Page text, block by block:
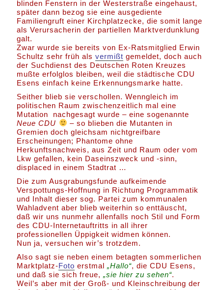
blinden Fenstern in der Westerstraße eingehaust,
später dann bezog sie eine ausgediente
Familiengruft einer Kirchplatzecke, die somit lange
als Verursacherin der partiellen Marktverdunklung
galt.
Zwar wurde sie bereits von Ex-Ratsmitglied Erwin
Schultz sehr früh alsvermißt gemeldet, doch auch
der Suchdienst des Deutschen Roten Kreuzes
mußte erfolglos bleiben, weil die städtische CDU
Esens einfach keine Erkennungsmarke hatte.
Seither blieb sie verschollen. Wenngleich im
politischen Raum zwischenzeitlich mal eine
Mutation nachgesagt wurde – eine sogenannte
Neue CDU
– so blieben die Mutanten in
Gremien doch gleichsam nichtgreifbare
Erscheinungen; Phantome ohne
Herkunftsnachweis, aus Zeit und Raum oder vom
Lkw gefallen, kein Daseinszweck und -sinn,
displaced in einem Stadtrat …
Die zum Ausgrabungsfunde aufkeimende
Verspottungs-Hoffnung in Richtung Programmatik
und Inhalt dieser sog. Partei zum kommunalen
Wahladvent aber blieb weiterhin so enttäuscht,
daß wir uns nunmehr allenfalls noch Stil und Form
des CDU-Internetauftritts in all ihrer
professionellen Üppigkeit widmen können.
Nun ja, versuchen wir’s trotzdem.
Also sagt sie neben einem betagten sommerlichen
Marktplatz-Foto erstmal„Hallo“, die CDU Esens,
und daß sie sich freue,„sie hier zu sehen“.
Weil’s aber mit der Groß- und Kleinschreibung der